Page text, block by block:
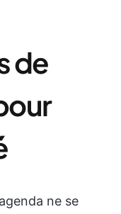
de
ne se